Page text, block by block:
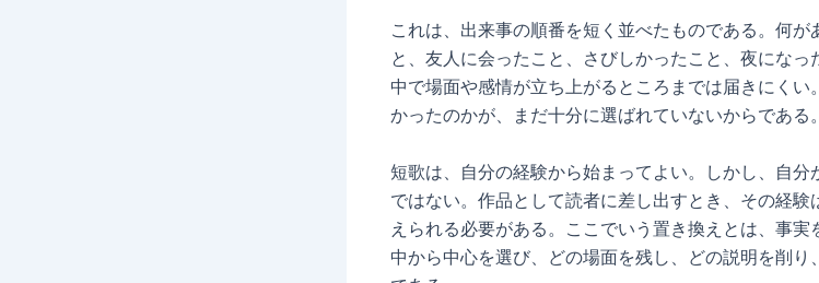
これは、出来事の順番を短く並べたものである。何が
と、友人に会ったこと、さびしかったこと、夜にな
中で場面や感情が立ち上がるところまでは届きにく
かったのかが、まだ十分に選ばれていないからである。
短歌は、自分の経験から始まってよい。しかし、自
ではない。作品として読者に差し出すとき、その経
えられる必要がある。ここでいう置き換えとは、事
中から中心を選び、どの場面を残し、どの説明を削り